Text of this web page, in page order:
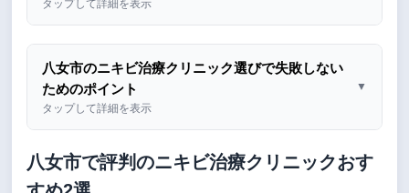
タップして詳細を表示
八女市のニキビ治療クリニック選びで失敗しない
ためのポイント
タップして詳細を表示
▼
八女市で評判のニキビ治療クリニックおす